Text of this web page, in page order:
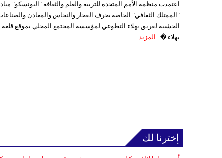
اعتمدت منظمة الأمم المتحدة للتربية والعلم والثقافة "اليونسكو"
"الممتلك الثقافي" الخاصة بحرف الفخار والنحاس والمعادن
الخشبية لفريق بهلاء التطوعي لمؤسسة المجتمع المحلي بموقع قلعة
بهلاء �... المزيد
إخترنا لك